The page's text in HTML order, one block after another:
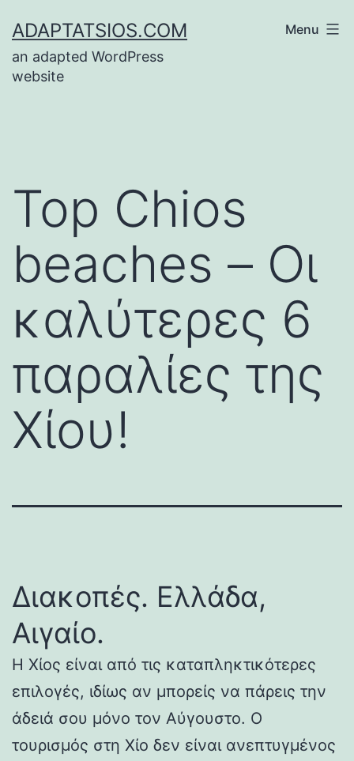
to
content
ADAPTATSIOS.COM
an adapted WordPress
website
Menu
Top Chios
beaches – Οι
καλύτερες 6
παραλίες της
Χίου!
Διακοπές. Ελλάδα,
Αιγαίο.
Η Χίος είναι από τις καταπληκτικότερες
επιλογές, ιδίως αν μπορείς να πάρεις την
άδειά σου μόνο τον Αύγουστο. Ο
τουρισμός στη Χίο δεν είναι ανεπτυγμένος